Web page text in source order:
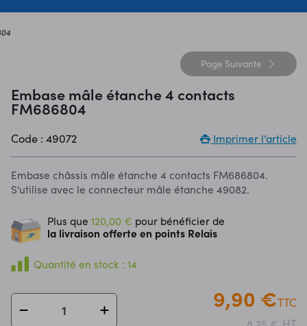
Page Suivante
Embase mâle étanche 4 contacts
FM686804
Code : 49072 Imprimer l’article
Embase châssis mâle étanche 4 contacts FM686804.
S'utilise avec le connecteur mâle étanche 49082.
Plus que120,00 € pour bénéficier de
la livraison offerte en points Relais
Quantité en stock : 14
9,90 €TTC